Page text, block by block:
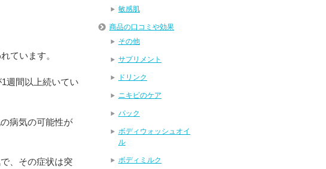
ています。
週間以上続いてい
病気の可能性が
、その症状は突
敏感肌
商品の口コミや効果
その他
サプリメント
ドリンク
ニキビのケア
パック
ボディウォッシュオイ
ル
ボディミルク